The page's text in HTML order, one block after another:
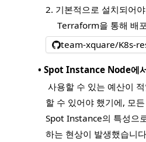
2. 기본적으로 설치되어
Terraform을 통해 배
team-xquare/K8s-
• Spot Instance Node에
사용할 수 있는 예산이
할 수 있어야 했기에, 모
Spot Instance의 특성으
하는 현상이 발생했습니